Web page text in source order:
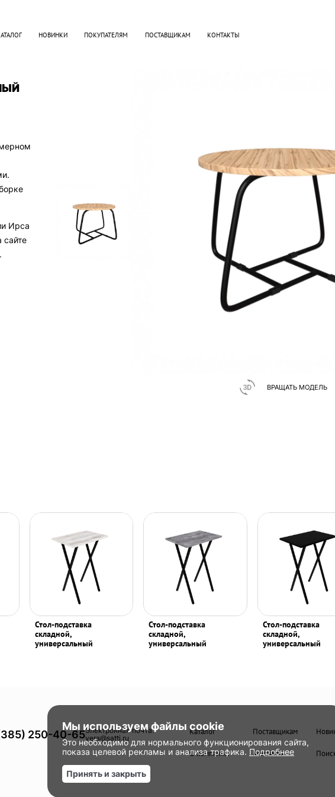
НОВИНКИ ПОКУПАТЕЛЯМ ПОСТАВЩИКАМ КОНТАКТЫ
Ирса
сайте
ВРАЩАТЬ МОДЕЛЬ
Стол-подставка
складной,
универсальный
Стол-подставка
складной,
универсальный
Стол-подставка
складной,
универсальный
250-40-65Электронная почта:
vera@satti.ru
Каталог Поставщикам
О компании Контакты
Мы используем файлы cookie
Это необходимо для нормального функционирования сайта,
показа целевой рекламы и анализа трафика. Подробнее
Принять и закрыть